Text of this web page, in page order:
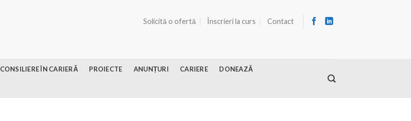
Solicită o ofertă Înscrieri la curs Contact
CONSILIERE ÎN CARIERĂ PROIECTE ANUNȚURI CARIERE DONEAZĂ